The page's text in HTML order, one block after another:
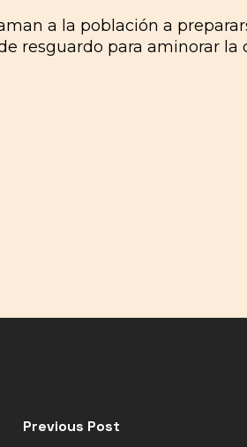
a la población a
resguardo para aminorar la
Previous Post